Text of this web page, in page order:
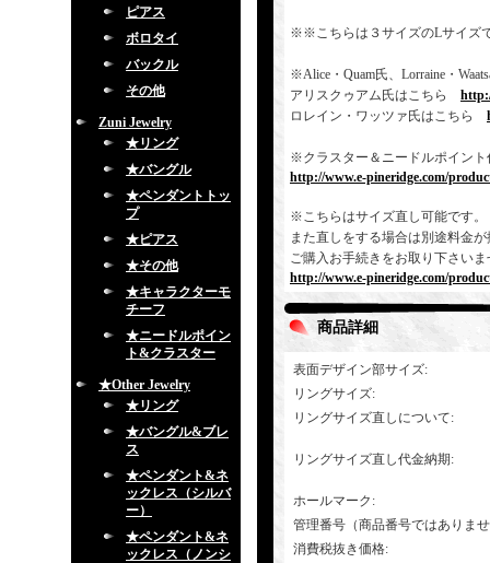
ピアス
ボロタイ
バックル
その他
Zuni Jewelry
★リング
★バングル
★ペンダントトッ
プ
★ピアス
★その他
★キャラクターモ
チーフ
★ニードルポイン
ト&クラスター
★Other Jewelry
★リング
★バングル&ブレ
ス
★ペンダント&ネ
ックレス（シルバ
ー）
★ペンダント&ネ
ックレス（ノンシ
※※こちらは３サイズのLサイズ
※Alice・Quam氏、Lorraine・
アリスクゥアム氏はこちら
ロレイン・ワッツァ氏はこちら
※クラスター＆ニードルポイン
http://www.e-pineridge.com/
※こちらはサイズ直し可能です
また直しをする場合は別途料金
ご購入お手続きをお取り下さいま
http://www.e-pineridge.com/
商品詳細
表面デザイン部サイズ:
リングサイズ:
リングサイズ直しについて:
リングサイズ直し代金納期:
ホールマーク :
管理番号（商品番号ではありま
消費税抜き価格: